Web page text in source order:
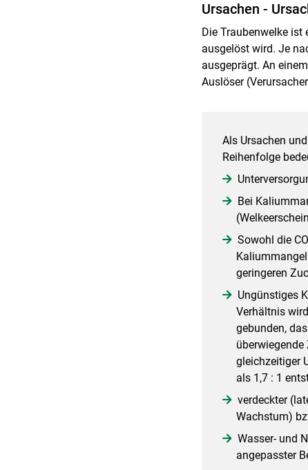
Ursachen -
Die Traubenwelke
ausgelöst wird. Je
ausgeprägt. An
Auslöser
Als Ursachen
Reihenfolge
Bei
Sowohl die
geringeren
Ungünstiges
Verhältnis
gebunden,
gleichzeitiger
als 1,7 : 1
verdeckter
Wachstum)
Wasser- und
angepasster